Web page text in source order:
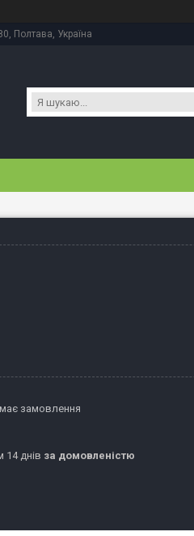
Полтава, Україна
замовлення
14 днів за домовленістю